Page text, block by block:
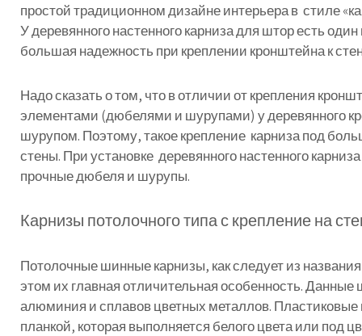
простойтрадиционномдизайнеинтерьерав стиле«
Удеревянногонастенногокарнизадля шторестьодин
большая надежность при креплении кронштейнак
Надосказатьотом, чтовотличииоткрепления
элементами (дюбелями и шурупами) удеревянного
шурупом. Поэтому,такоекрепление карнизапод
стены. Приустановке деревянногонастенногокарниза
прочныедюбеля и шурупы.
Карнизы потолочноготипаскреплениена
Потолочныешинныекарнизы, какследуетиз названия
этом их главнаяотличительнаяособенность.Данные
алюминия исплавовцветных металлов. Пластиковые
планкой, которая выполняется белогоцветаили под